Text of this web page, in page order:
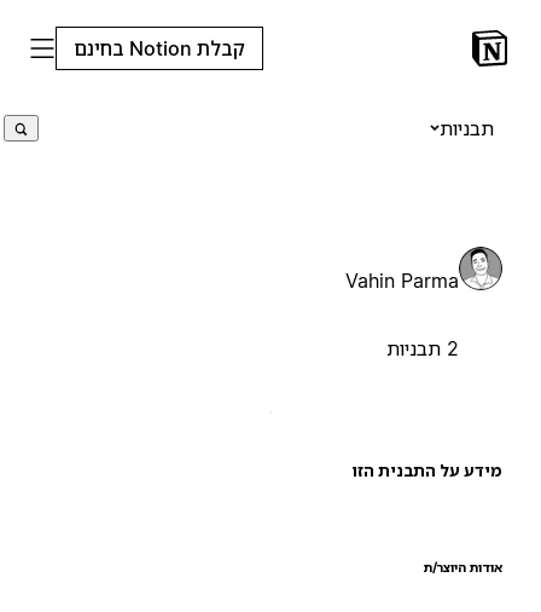
קבלת Notion בחינם
תבניות
Vahin Parma
על התבנית הזו
היוצר/ת